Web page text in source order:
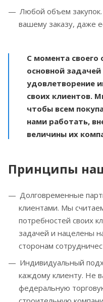
Любой объем
вашему заказу, даже
С момента
основной
удовлетворение
своих клиентов.
чтобы всем
нами работать,
величины их
Принципы
Долговременные
клиентами. Мы
потребностей своих
задачей и нацелены
сторонам
Индивидуальный
каждому клиенту. Не
федеральную